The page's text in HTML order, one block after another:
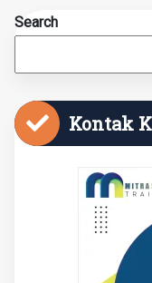
Search
Kontak